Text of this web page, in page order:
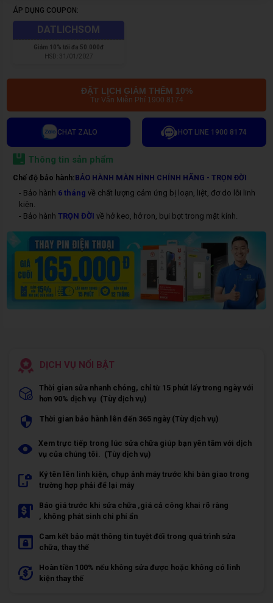
ÁP DỤNG COUPON:
DATLICHSOM
Giảm 10% tối đa 50.000đ
HSD:
31/01/2027
ĐẶT LỊCH GIẢM THÊM 10%
Tư Vấn Miễn Phí 1900 8174
CHAT ZALO HOT LINE 1900 8174
Thông tin sản phẩm
Chế độ bảo hành:BẢO HÀNH MÀN HÌNH CHÍNH HÃNG - TRỌN ĐỜI
- Bảo hành 6 tháng về chất lượng cảm ứng bị loạn, liệt, đơ do lỗi linh
kiện.
- Bảo hành TRỌN ĐỜI về hở keo, hở ron, bụi bọt trong mặt kính.
DỊCH VỤ NỔI BẬT
Thời gian sửa nhanh chóng, chỉ từ 15 phút lấy trong ngày với
hơn 90% dịch vụ (Tùy dịch vụ)
Thời gian bảo hành lên đến 365 ngày (Tùy dịch vụ)
Xem trực tiếp trong lúc sửa chữa giúp bạn yên tâm với dịch
vụ của chúng tôi. (Tùy dịch vụ)
Ký tên lên linh kiện, chụp ảnh máy trước khi bàn giao trong
trường hợp phải để lại máy
Báo giá trước khi sửa chữa ,giá cả công khai rõ ràng
, không phát sinh chi phí ẩn
Cam kết bảo mật thông tin tuyệt đối trong quá trình sửa
chữa, thay thế
Hoàn tiền 100% nếu không sửa được hoặc không có linh
kiện thay thế